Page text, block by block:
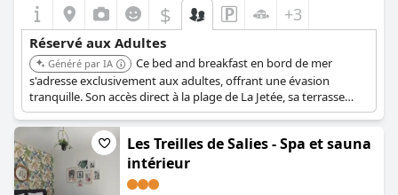
$ +3
Réservé aux Adultes
Généré par IA
Ce bed and breakfast en bord de mer
s'adresse exclusivement aux adultes, offrant une évasion
tranquille. Son accès direct à la plage de La Jetée, sa terrasse
ensoleillée et son jardin offrent amplement d'espace pour la
détente.
Les Treilles de Salies - Spa et sauna
intérieur